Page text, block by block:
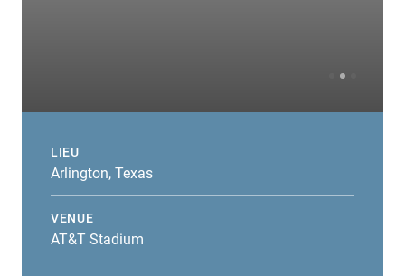
LIEU
Arlington, Texas
VENUE
AT&T Stadium